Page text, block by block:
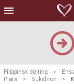
Filippinsk dejting >
Plats
> Bukidnon >